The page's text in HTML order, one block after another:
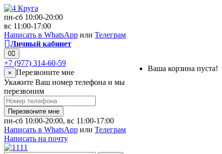
пн-сб 10:00-20:00
вс 11:00-17:00
Написать в WhatsApp или Телеграм
Личный кабинет
0
Ваша корзина пуста!
+7 (977) 314-60-59
× Перезвоните мне
Укажите Ваш номер телефона и мы
перезвоним
Перезвоните мне
пн-сб 10:00-20:00, вс 11:00-17:00
Написать в WhatsApp или Телеграм
Написать на почту